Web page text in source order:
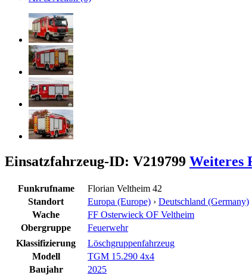
Einsatzfahrzeug-ID: V219799 Weiteres
Funkrufname Florian Veltheim 42
Standort
Europa (Europe) › Deutschland (Germany)
Wache
FF Osterwieck OF Veltheim
Obergruppe
Feuerwehr
Klassifizierung
Löschgruppenfahrzeug
Modell
TGM 15.290 4x4
Baujahr
2025